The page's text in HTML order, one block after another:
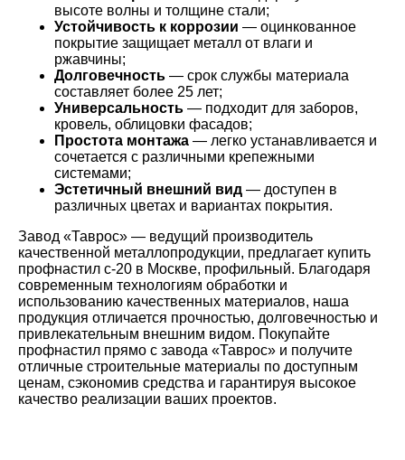
высоте волны и толщине стали;
Устойчивость к коррозии — оцинкованное
покрытие защищает металл от влаги и
ржавчины;
Долговечность — срок службы материала
составляет более 25 лет;
Универсальность — подходит для заборов,
кровель, облицовки фасадов;
Простота монтажа — легко устанавливается и
сочетается с различными крепежными
системами;
Эстетичный внешний вид — доступен в
различных цветах и вариантах покрытия.
Завод «Таврос» — ведущий производитель
качественной металлопродукции, предлагает купить
профнастил с-20 в Москве, профильный. Благодаря
современным технологиям обработки и
использованию качественных материалов, наша
продукция отличается прочностью, долговечностью и
привлекательным внешним видом. Покупайте
профнастил прямо с завода «Таврос» и получите
отличные строительные материалы по доступным
ценам, сэкономив средства и гарантируя высокое
качество реализации ваших проектов.